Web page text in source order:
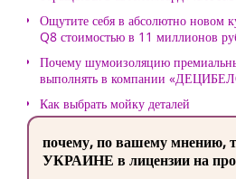
Ощутите себя в абсолютно новом
Q8 стоимостью в 11 миллионов
Почему шумоизоляцию
выполнять в компании
Как выбрать мойку деталей
почему, по вашему мнению,
УКРАИНЕ в лицензии на